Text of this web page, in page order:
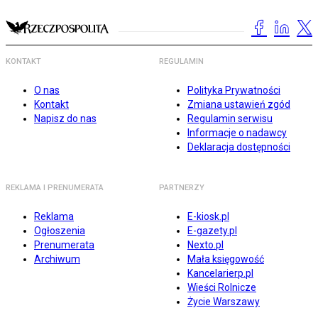
KONTAKT
O nas
Kontakt
Napisz do nas
REGULAMIN
Polityka Prywatności
Zmiana ustawień zgód
Regulamin serwisu
Informacje o nadawcy
Deklaracja dostępności
REKLAMA I PRENUMERATA
Reklama
Ogłoszenia
Prenumerata
Archiwum
PARTNERZY
E-kiosk.pl
E-gazety.pl
Nexto.pl
Mała księgowość
Kancelarierp.pl
Wieści Rolnicze
Życie Warszawy